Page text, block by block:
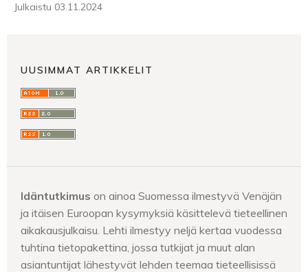
Julkaistu 03.11.2024
UUSIMMAT ARTIKKELIT
Idäntutkimus on ainoa Suomessa ilmestyvä Venäjän
ja itäisen Euroopan kysymyksiä käsittelevä tieteellinen
aikakausjulkaisu. Lehti ilmestyy neljä kertaa vuodessa
tuhtina tietopakettina, jossa tutkijat ja muut alan
asiantuntijat lähestyvät lehden teemaa tieteellisissä